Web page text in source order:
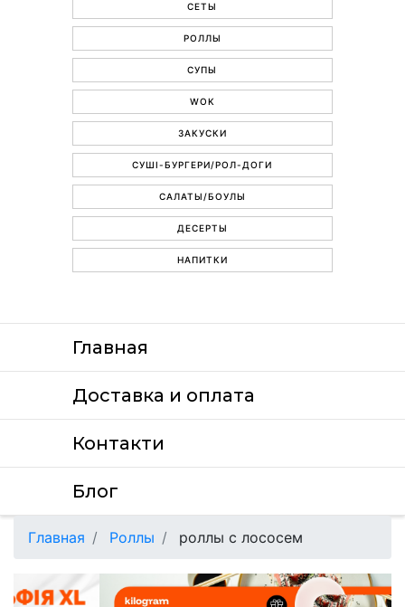
СЕТЫ
РОЛЛЫ
СУПЫ
WOK
ЗАКУСКИ
СУШІ-БУРГЕРИ/РОЛ-ДОГИ
САЛАТЫ/БОУЛЫ
ДЕСЕРТЫ
НАПИТКИ
Главная
Доставка и оплата
Контакти
Блог
Главная Роллы роллы с лососем